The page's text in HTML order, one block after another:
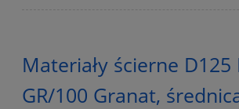
Materiały ścierne D125
GR/100 Granat,